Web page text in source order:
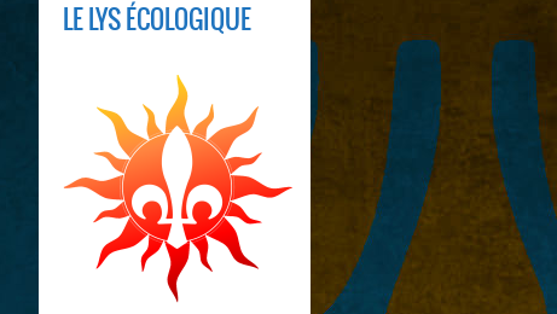
LE LYS ÉCOLOGIQUE